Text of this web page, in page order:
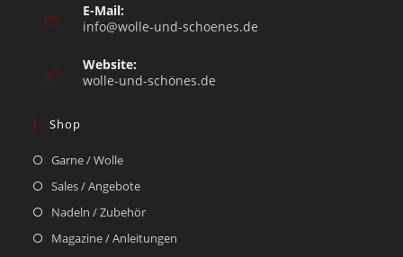
E-Mail:
info@wolle-und-schoenes.de
Website:
wolle-und-schönes.de
Shop
Garne / Wolle
Sales / Angebote
Nadeln / Zubehör
Magazine / Anleitungen